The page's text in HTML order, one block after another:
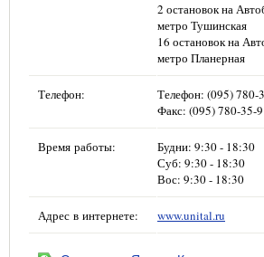
2 остановок на
метро Тушинская
16 остановок на
метро Планерная
Телефон:
Телефон: (095) 780-
Факс: (095) 780-35-
Время работы:
Будни: 9:30 - 18:30
Суб: 9:30 - 18:30
Вос: 9:30 - 18:30
Адрес в интернете: www.unital.ru